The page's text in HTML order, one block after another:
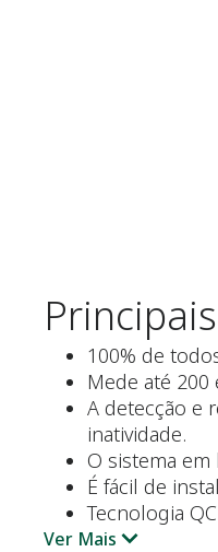
100% de
Mede até
A detecção e
inatividade.
O sistema
É fácil de
Tecnologia
Ver Mais